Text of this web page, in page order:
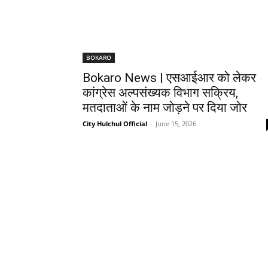
BOKARO
Bokaro News | एसआईआर को लेकर
कांग्रेस अल्पसंख्यक विभाग सक्रिय,
मतदाताओं के नाम जोड़ने पर दिया जोर
City Hulchul Official - June 15, 2026